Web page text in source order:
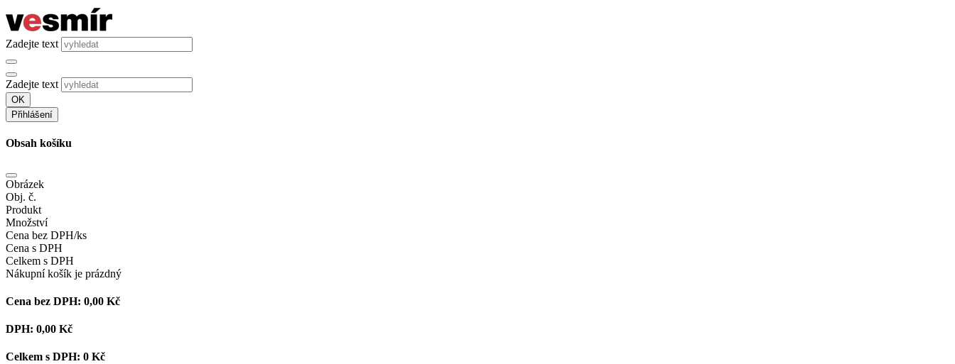
Zadejte text
Zadejte text
OK
Přihlášení
Obsah košíku
Obrázek
Obj. č.
Produkt
Množství
Cena bez DPH/ks
Cena s DPH
Celkem s DPH
Nákupní košík je prázdný
Cena bez DPH: 0,00 Kč
DPH: 0,00 Kč
Celkem s DPH: 0 Kč